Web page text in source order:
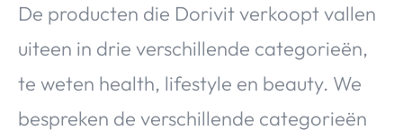
De producten die Dorivit verkoopt vallen
uiteen in drie verschillende categorieën,
te weten health, lifestyle en beauty. We
bespreken de verschillende categorieën